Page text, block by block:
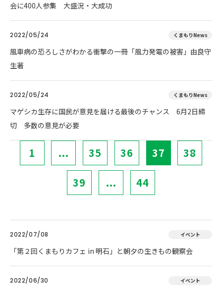
会に400人参集 大盛況・大成功
2022/05/24 くまもりNews
風車病の恐ろしさがわかる衝撃の一冊「風力発電の被害」由良守
生著
2022/05/24 くまもりNews
マゲシカ生存に国民が意見を届ける最後のチャンス 6月2日締
切 多数の意見が必要
1 ... 35 36 37 38
39 ... 44
2022/07/08 イベント
「第２回くまもりカフェ in 明石」と朝夕の生きもの観察会
2022/06/30 イベント